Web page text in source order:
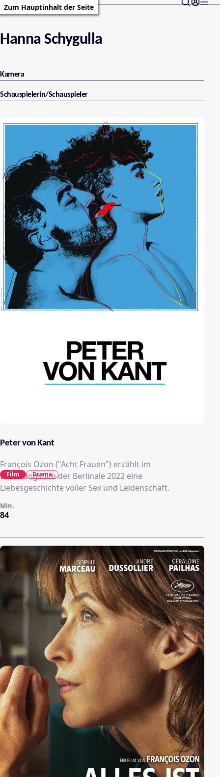
Zum Hauptinhalt der Seite
Hanna Schygulla
Kamera
Schauspielerin/Schauspieler
Peter von Kant
François Ozon ("Acht Frauen") erzählt im
Eröffnungsfilm der Berlinale 2022 eine
Liebesgeschichte voller Sex und Leidenschaft.
84
Min.
Film Drama